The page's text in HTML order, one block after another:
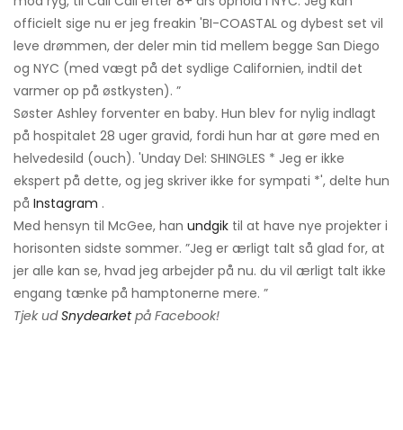
officielt sige nu er jeg freakin 'BI-COASTAL og dybest set vil
leve drømmen, der deler min tid mellem begge San Diego
og NYC (med vægt på det sydlige Californien, indtil det
varmer op på østkysten). ”
Søster Ashley forventer en baby. Hun blev for nylig indlagt
på hospitalet 28 uger gravid, fordi hun har at gøre med en
helvedesild (ouch). 'Unday Del: SHINGLES * Jeg er ikke
ekspert på dette, og jeg skriver ikke for sympati *', delte hun
på Instagram .
Med hensyn til McGee, han undgik til at have nye projekter i
horisonten sidste sommer. ”Jeg er ærligt talt så glad for, at
jer alle kan se, hvad jeg arbejder på nu. du vil ærligt talt ikke
engang tænke på hamptonerne mere. ”
Tjek udSnydearketpå Facebook!